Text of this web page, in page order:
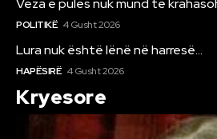
Veza e pulës nuk mund të
POLITIKË 4 Gusht 2026
Lura nuk është lënë në harresë…
HAPËSIRË 4 Gusht 2026
Kryesore